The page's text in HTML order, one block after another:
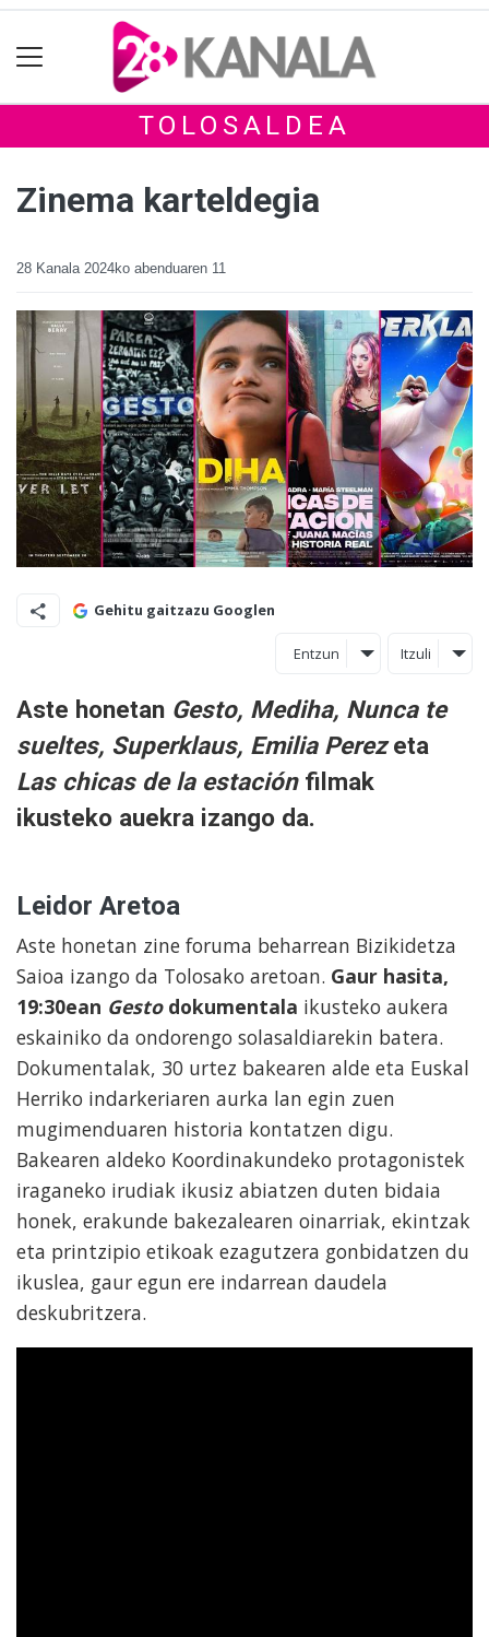
TOLOSALDEA
Zinema karteldegia
28 Kanala 2024ko abenduaren 11
Gehitu gaitzazu Googlen
Entzun Itzuli
Aste honetan Gesto, Mediha, Nunca te
sueltes, Superklaus, Emilia Perezeta
Las chicas de la estaciónfilmak
ikusteko auekra izango da.
Leidor Aretoa
Aste honetan zine foruma beharrean Bizikidetza
Saioa izango da Tolosako aretoan. Gaur hasita,
19:30ean Gestodokumentala ikusteko aukera
eskainiko da ondorengo solasaldiarekin batera.
Dokumentalak, 30 urtez bakearen alde eta Euskal
Herriko indarkeriaren aurka lan egin zuen
mugimenduaren historia kontatzen digu.
Bakearen aldeko Koordinakundeko protagonistek
iraganeko irudiak ikusiz abiatzen duten bidaia
honek, erakunde bakezalearen oinarriak, ekintzak
eta printzipio etikoak ezagutzera gonbidatzen du
ikuslea, gaur egun ere indarrean daudela
deskubritzera.